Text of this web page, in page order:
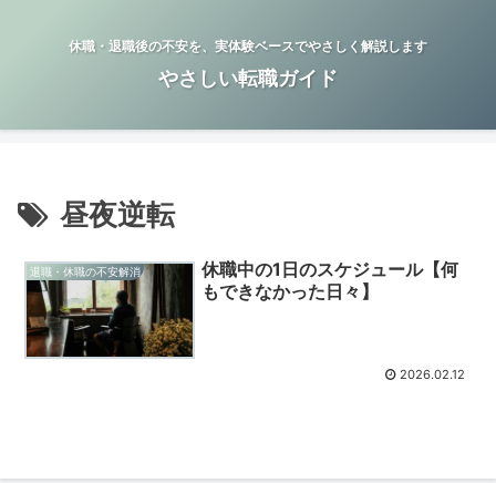
休職・退職後の不安を、実体験ベースでやさしく解説します
やさしい転職ガイド
昼夜逆転
退職・休職の不安解消
休職中の1日のスケジュール【何
もできなかった日々】
2026.02.12